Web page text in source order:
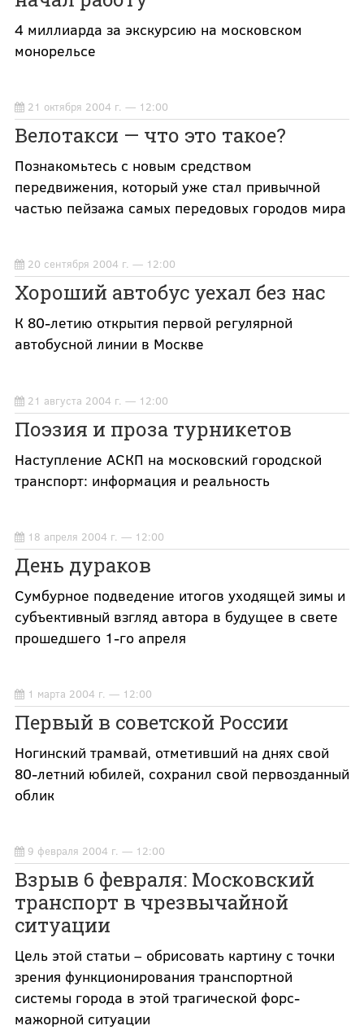
4 миллиарда за экскурсию на московском
монорельсе
21 октября 2004 г. — 12:00
Велотакси — что это такое?
Познакомьтесь с новым средством
передвижения, который уже стал привычной
частью пейзажа самых передовых городов мира
20 сентября 2004 г. — 12:00
Хороший автобус уехал без нас
К 80-летию открытия первой регулярной
автобусной линии в Москве
21 августа 2004 г. — 12:00
Поэзия и проза турникетов
Наступление АСКП на московский городской
транспорт: информация и реальность
18 апреля 2004 г. — 12:00
День дураков
Сумбурное подведение итогов уходящей зимы и
субъективный взгляд автора в будущее в свете
прошедшего 1-го апреля
1 марта 2004 г. — 12:00
Первый в советской России
Ногинский трамвай, отметивший на днях свой
80-летний юбилей, сохранил свой первозданный
облик
9 февраля 2004 г. — 12:00
Взрыв 6 февраля: Московский
транспорт в чрезвычайной
ситуации
Цель этой статьи – обрисовать картину с точки
зрения функционирования транспортной
системы города в этой трагической форс-
мажорной ситуации